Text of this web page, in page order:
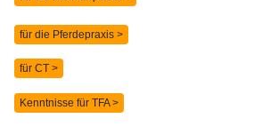
für die Pferdepraxis >
für CT >
Kenntnisse für TFA >